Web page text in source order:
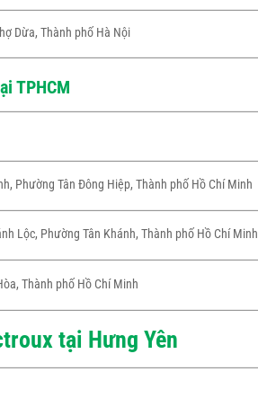
Dừa, Thành phố Hà Nội
TPHCM
Phường Tân Đông Hiệp, Thành phố Hồ Chí Minh
Lộc, Phường Tân Khánh, Thành phố Hồ Chí Minh
Thành phố Hồ Chí Minh
tại Hưng Yên